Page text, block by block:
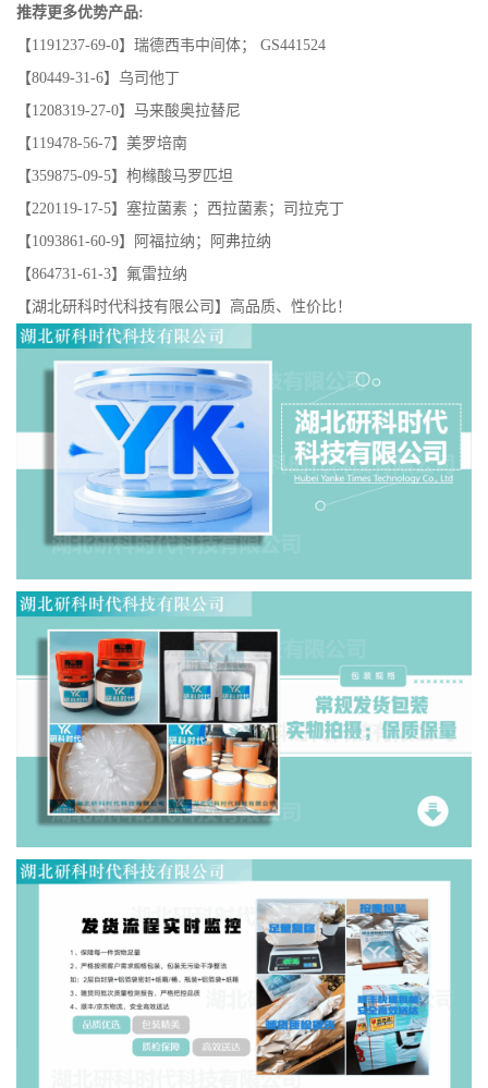
推荐更多优势产品:
【1191237-69-0】瑞德西韦中间体； GS441524
【80449-31-6】乌司他丁
【1208319-27-0】马来酸奥拉替尼
【119478-56-7】美罗培南
【359875-09-5】枸橼酸马罗匹坦
【220119-17-5】塞拉菌素 ；西拉菌素；司拉克丁
【1093861-60-9】阿福拉纳；阿弗拉纳
【864731-61-3】氟雷拉纳
【湖北研科时代科技有限公司】高品质、性价比！